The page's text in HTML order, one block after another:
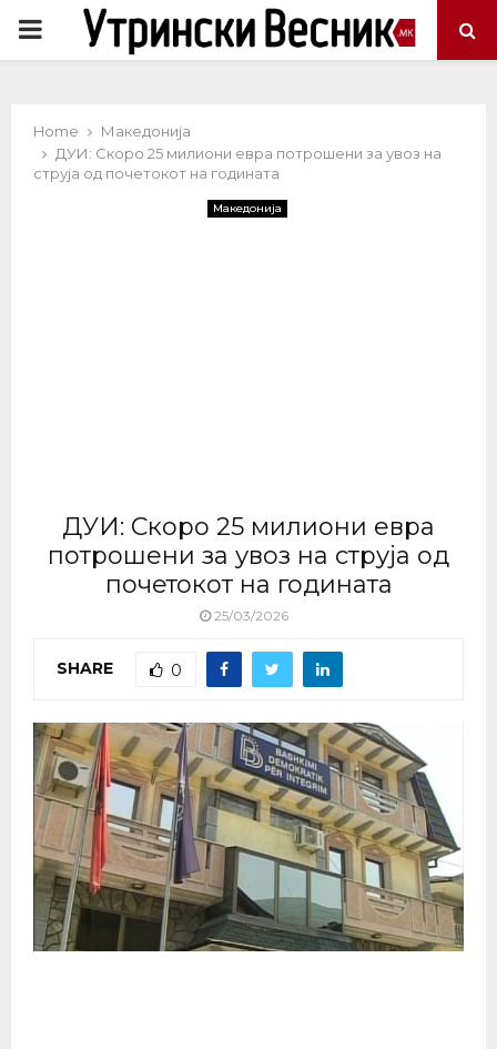
PRIMARY
Home
Македонија
ДУИ: Скоро 25 милиони евра потрошени за увоз на
струја од почетокот на годината
Македонија
ДУИ: Скоро 25 милиони евра
потрошени за увоз на струја од
почетокот на годината
25/03/2026
SHARE 0